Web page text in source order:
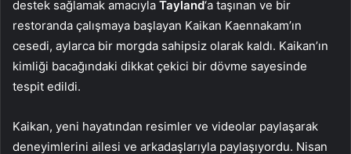
destek sağlamak amacıyla Tayland‘a taşınan ve bir
restoranda çalışmaya başlayan Kaikan Kaennakam’ın
cesedi, aylarca bir morgda sahipsiz olarak kaldı. Kaikan’ın
kimliği bacağındaki dikkat çekici bir dövme sayesinde
tespit edildi.
Kaikan, yeni hayatından resimler ve videolar paylaşarak
deneyimlerini ailesi ve arkadaşlarıyla paylaşıyordu. Nisan